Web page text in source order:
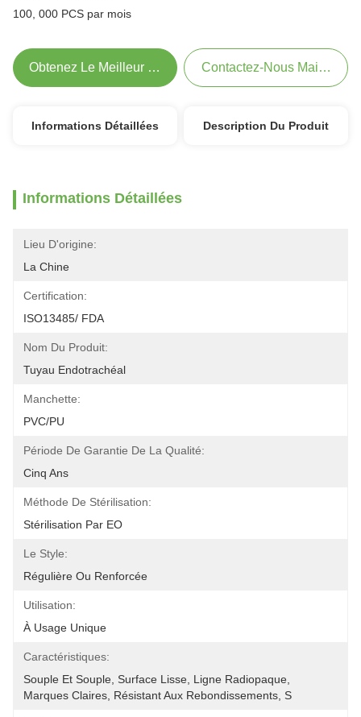
100, 000 PCS par mois
Obtenez Le Meilleur Prix Contactez-Nous Maintenant
Informations Détaillées Description Du Produit
Informations Détaillées
Lieu D'origine:
La Chine
Certification:
ISO13485/ FDA
Nom Du Produit:
Tuyau Endotrachéal
Manchette:
PVC/PU
Période De Garantie De La Qualité:
Cinq Ans
Méthode De Stérilisation:
Stérilisation Par EO
Le Style:
Régulière Ou Renforcée
Utilisation:
À Usage Unique
Caractéristiques:
Souple Et Souple, Surface Lisse, Ligne Radiopaque,
Marques Claires, Résistant Aux Rebondissements, S